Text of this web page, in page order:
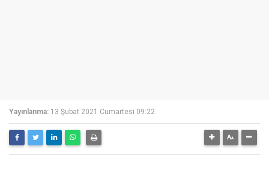
Yayınlanma: 13 Şubat 2021 Cumartesi 09:22